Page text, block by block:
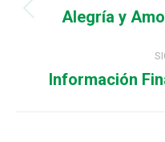
entreAlegría y
Información